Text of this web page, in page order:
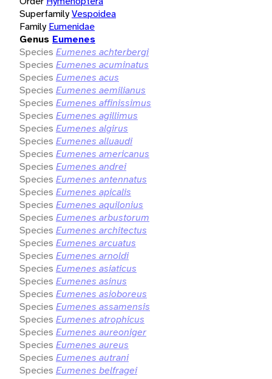
SuperfamilyVespoidea
Family Eumenidae
Genus Eumenes
Species Eumenes achterbergi
Species Eumenes acuminatus
Species Eumenes acus
Species Eumenes aemilianus
Species Eumenes affinissimus
Species Eumenes agillimus
Species Eumenes algirus
Species Eumenes alluaudi
Species Eumenes americanus
Species Eumenes andrei
Species Eumenes antennatus
Species Eumenes apicalis
Species Eumenes aquilonius
Species Eumenes arbustorum
Species Eumenes architectus
Species Eumenes arcuatus
Species Eumenes arnoldi
Species Eumenes asiaticus
Species Eumenes asinus
Species Eumenes asioboreus
Species Eumenes assamensis
Species Eumenes atrophicus
Species Eumenes aureoniger
Species Eumenes aureus
Species Eumenes autrani
Species Eumenes belfragei